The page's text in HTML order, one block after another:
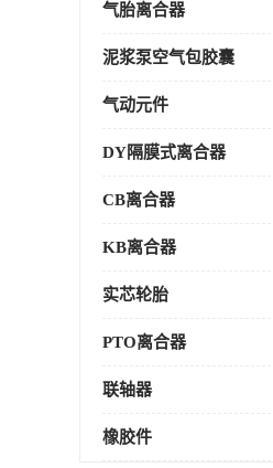
气胎离合器
泥浆泵空气包胶囊
气动元件
DY隔膜式离合器
CB离合器
KB离合器
实芯轮胎
PTO离合器
联轴器
橡胶件